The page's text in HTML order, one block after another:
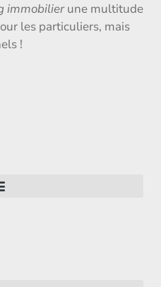
immobilierune multitude
les particuliers, mais
!